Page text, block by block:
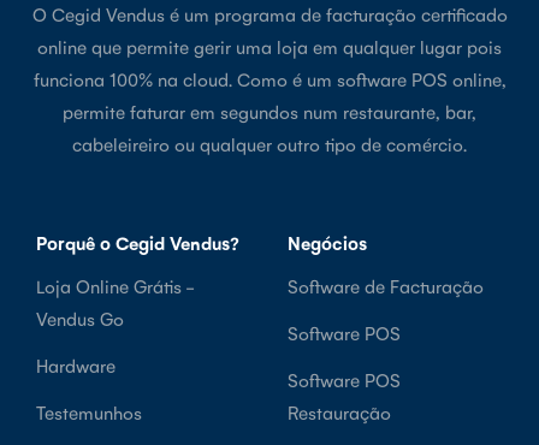
O Cegid Vendus é um programa de facturação certificado
online que permite gerir uma loja em qualquer lugar pois
funciona 100% na cloud. Como é um software POS online,
permite faturar em segundos num restaurante, bar,
cabeleireiro ou qualquer outro tipo de comércio.
Porquê o Cegid Vendus?
Loja Online Grátis -
Vendus Go
Hardware
Testemunhos
Negócios
Software de Facturação
Software POS
Software POS
Restauração